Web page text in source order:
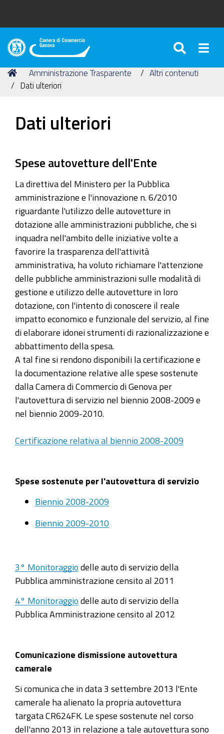
Camera
Commercio
di
Tu
sei
Home
Amministrazione Trasparente
Altri contenuti
Dati ulteriori
Dati ulteriori
Spese autovetture dell'Ente
La direttiva del Ministero per la Pubblica
amministrazione e l'innovazione n. 6/2010
riguardante l'utilizzo delle autovetture in
dotazione alle amministrazioni pubbliche, che si
inquadra nell'ambito delle iniziative volte a
favorire la trasparenza dell'attività
amministrativa, ha voluto richiamare l'attenzione
delle pubbliche amministrazioni sulle modalità di
gestione e utilizzo delle autovetture in loro
dotazione, con l'intento di conoscere il reale
impatto economico e funzionale del servizio, al fine
di elaborare idonei strumenti di razionalizzazione e
abbattimento della spesa.
A tal fine si rendono disponibili la certificazione e
la documentazione relative alle spese sostenute
dalla Camera di Commercio di Genova per
l'autovettura di servizio nel biennio 2008-2009 e
nel biennio 2009-2010.
Certificazione relativa al biennio 2008-2009
Spese sostenute per l'autovettura di servizio
Biennio 2008-2009
Biennio 2009-2010
3° Monitoraggio delle auto di servizio della
Pubblica amministrazione censito al 2011
4° Monitoraggio delle auto di servizio della
Pubblica Amministrazione censito al 2012
Comunicazione dismissione autovettura
camerale
Si comunica che in data 3 settembre 2013 l'Ente
camerale ha alienato la propria autovettura
targata CR624FK. Le spese sostenute nel corso
dell'anno 2013 in relazione a tale autovettura sono